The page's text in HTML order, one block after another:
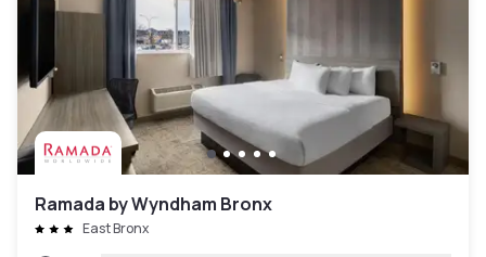
Ramada by Wyndham Bronx
East Bronx